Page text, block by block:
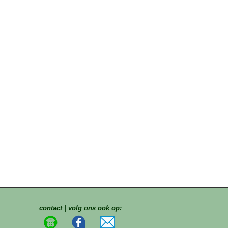
contact | volg ons ook op: